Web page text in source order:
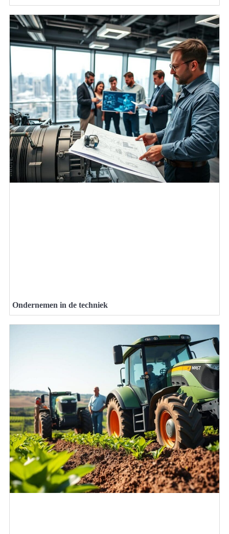
Ondernemen in de techniek